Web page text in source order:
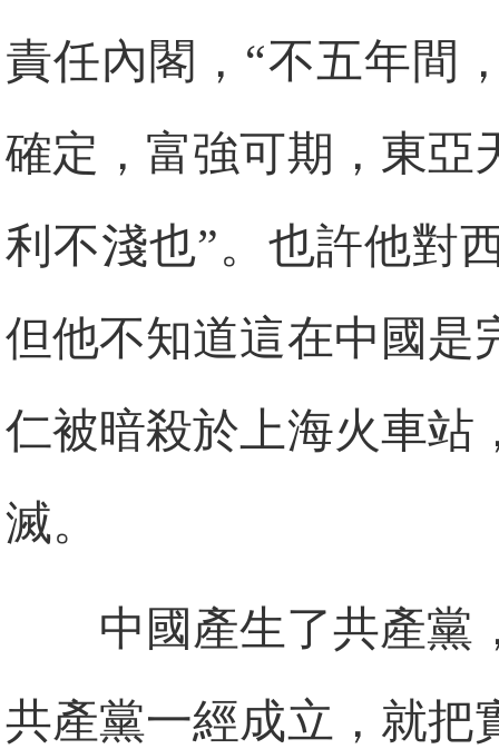
責任內閣，“不五年間
確定，富強可期，東亞
利不淺也”。也許他對
但他不知道這在中國是
仁被暗殺於上海火車站
滅。
中國產生了共產黨
共產黨一經成立，就把